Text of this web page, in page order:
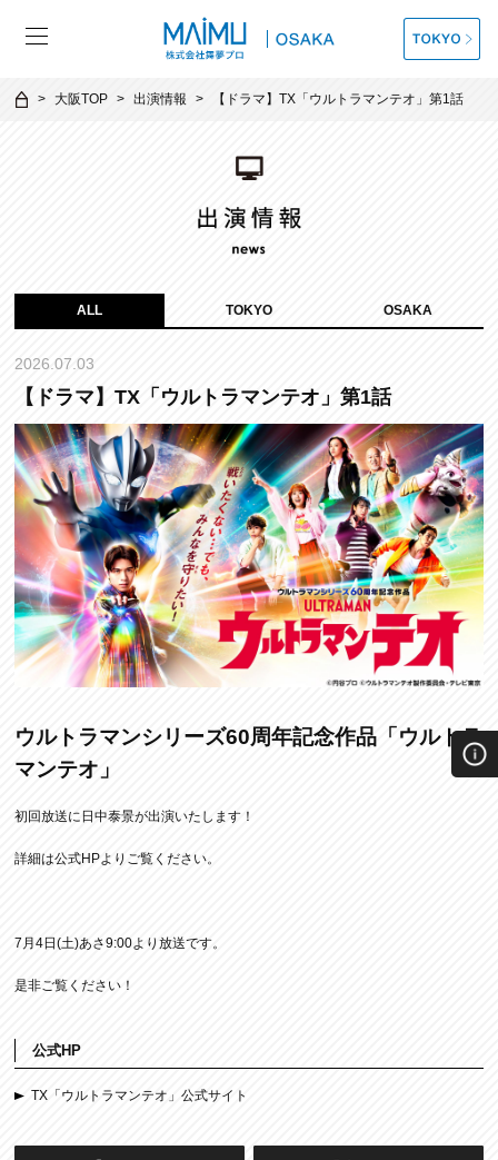
大阪TOP 出演情報 【ドラマ】TX「ウルトラマンテオ」第1話
ALL TOKYO OSAKA
2026.07.03
【ドラマ】TX「ウルトラマンテオ」第1話
ウルトラマンシリーズ60周年記念作品「ウルトラ
マンテオ」
初回放送に日中泰景が出演いたします！
詳細は公式HPよりご覧ください。
7月4日(土)あさ9:00より放送です。
是非ご覧ください！
公式HP
TX「ウルトラマンテオ」公式サイト